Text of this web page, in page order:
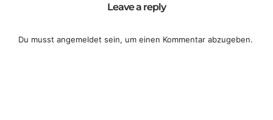
Leave a reply
Du musst angemeldet sein, um einen Kommentar abzugeben.